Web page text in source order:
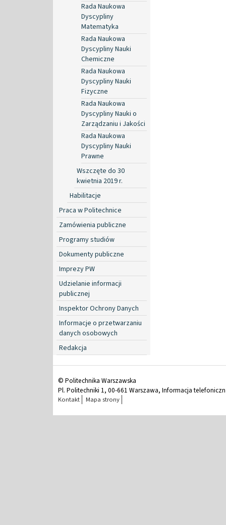
Rada Naukowa
Dyscypliny
Matematyka
Rada Naukowa
Dyscypliny Nauki
Chemiczne
Rada Naukowa
Dyscypliny Nauki
Fizyczne
Rada Naukowa
Dyscypliny Nauki o
Zarządzaniu i Jakości
Rada Naukowa
Dyscypliny Nauki
Prawne
Wszczęte do 30
kwietnia 2019 r.
Habilitacje
Praca w Politechnice
Zamówienia publiczne
Programy studiów
Dokumenty publiczne
Imprezy PW
Udzielanie informacji
publicznej
Inspektor Ochrony Danych
Informacje o przetwarzaniu
danych osobowych
Redakcja
© Politechnika Warszawska
Pl. Politechniki 1, 00-661 Warszawa, Informacja
Kontakt Mapa strony